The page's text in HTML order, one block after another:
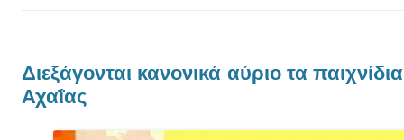
Διεξάγονται κανονικά αύριο τα
Αχαΐας